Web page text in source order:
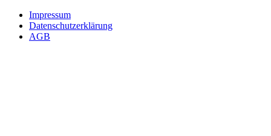
Impressum
Datenschutzerklärung
AGB